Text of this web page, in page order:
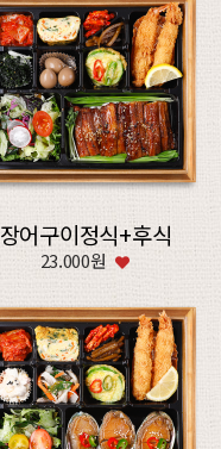
장어구이정식+후식
23.000원